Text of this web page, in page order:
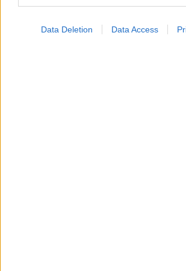
Data Deletion Data Access